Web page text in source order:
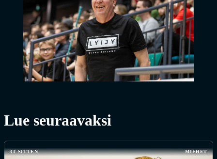
Lue seuraavaksi
3T SITTEN MIEHET